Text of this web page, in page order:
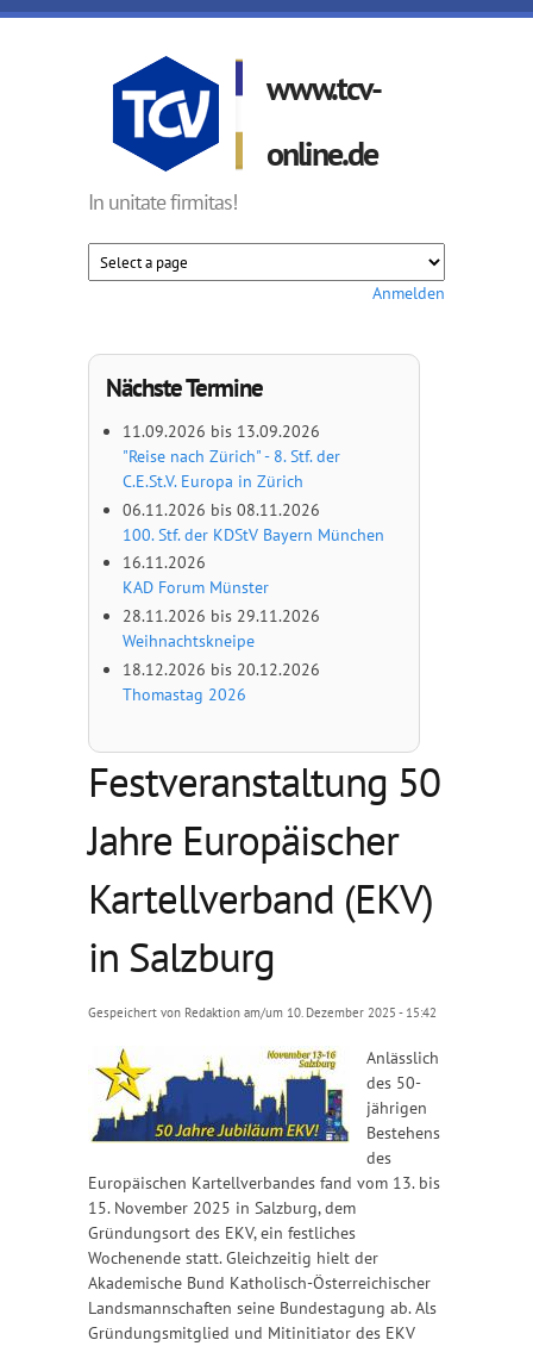
Direkt zum Inhalt
www.tcv-
online.de
In unitate firmitas!
Anmelden
Nächste Termine
11.09.2026 bis 13.09.2026
"Reise nach Zürich" - 8. Stf. der
C.E.St.V. Europa in Zürich
06.11.2026 bis 08.11.2026
100. Stf. der KDStV Bayern München
16.11.2026
KAD Forum Münster
28.11.2026 bis 29.11.2026
Weihnachtskneipe
18.12.2026 bis 20.12.2026
Thomastag 2026
Festveranstaltung 50
Jahre Europäischer
Kartellverband (EKV)
in Salzburg
Gespeichert von Redaktion am/um 10. Dezember 2025 - 15:42
Anlässlich
des 50-
jährigen
Bestehens
des
Europäischen Kartellverbandes fand vom 13. bis
15. November 2025 in Salzburg, dem
Gründungsort des EKV, ein festliches
Wochenende statt. Gleichzeitig hielt der
Akademische Bund Katholisch-Österreichischer
Landsmannschaften seine Bundestagung ab. Als
Gründungsmitglied und Mitinitiator des EKV